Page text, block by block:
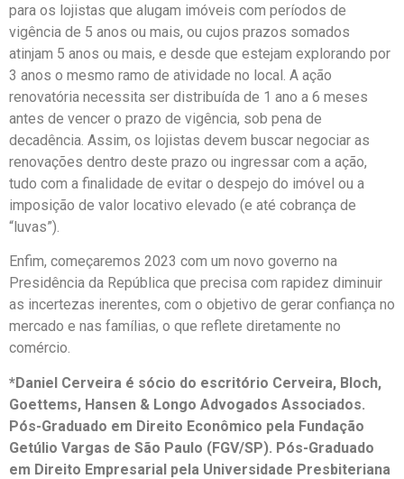
para os lojistas que alugam imóveis com períodos de
vigência de 5 anos ou mais, ou cujos prazos somados
atinjam 5 anos ou mais, e desde que estejam explorando por
3 anos o mesmo ramo de atividade no local. A ação
renovatória necessita ser distribuída de 1 ano a 6 meses
antes de vencer o prazo de vigência, sob pena de
decadência. Assim, os lojistas devem buscar negociar as
renovações dentro deste prazo ou ingressar com a ação,
tudo com a finalidade de evitar o despejo do imóvel ou a
imposição de valor locativo elevado (e até cobrança de
“luvas”).
Enfim, começaremos 2023 com um novo governo na
Presidência da República que precisa com rapidez diminuir
as incertezas inerentes, com o objetivo de gerar confiança no
mercado e nas famílias, o que reflete diretamente no
comércio.
*Daniel Cerveira é sócio do escritório Cerveira, Bloch,
Goettems, Hansen & Longo Advogados Associados.
Pós-Graduado em Direito Econômico pela Fundação
Getúlio Vargas de São Paulo (FGV/SP). Pós-Graduado
em Direito Empresarial pela Universidade Presbiteriana